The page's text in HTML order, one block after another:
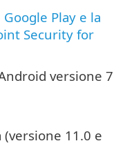
Google Play e la
Security for
versione 7
(versione 11.0 e